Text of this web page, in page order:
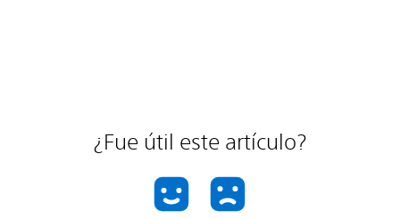
¿Fue útil este artículo?